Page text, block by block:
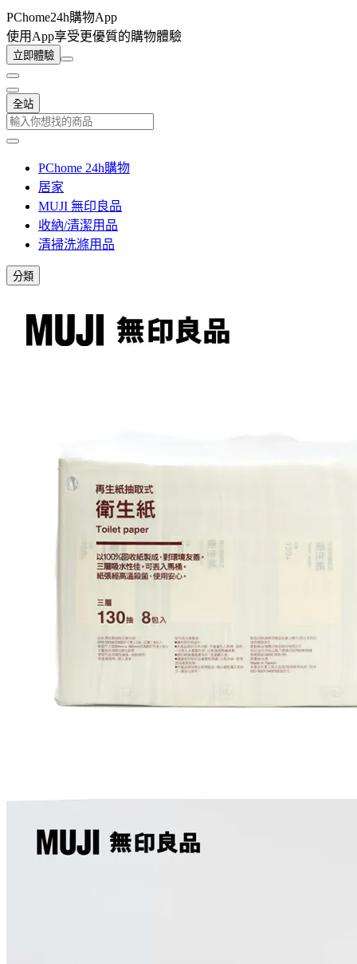
PChome24h購物App
使用App享受更優質的購物體驗
立即體驗
全站
PChome 24h購物
居家
MUJI 無印良品
收納/清潔用品
清掃洗滌用品
分類